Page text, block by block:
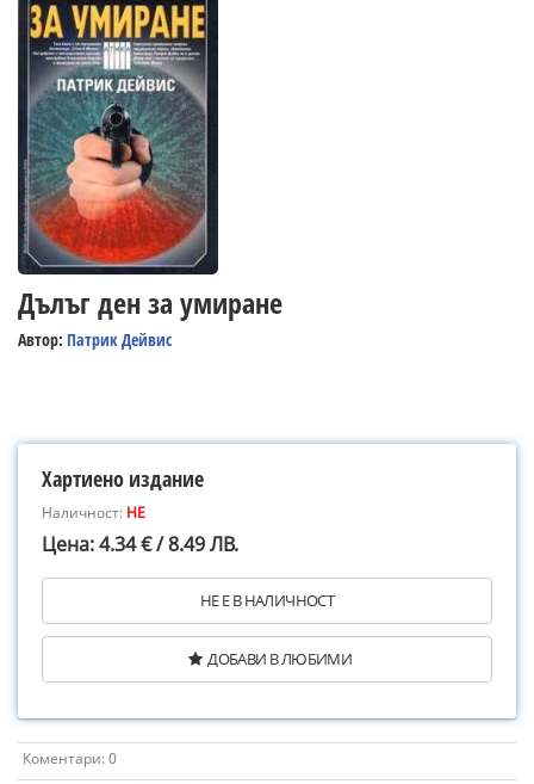
Дълъг ден за умиране
Автор: Патрик Дейвис
Хартиено издание
Наличност: НЕ
Цена: 4.34 € / 8.49 ЛВ.
НЕ Е В НАЛИЧНОСТ
ДОБАВИ В ЛЮБИМИ
Коментари: 0